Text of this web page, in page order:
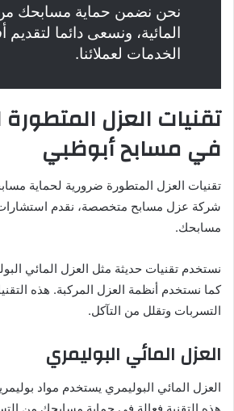
نحن نضمن حماية مسابحك
المائية، ونسعى دائما
الخدمات لعملائنا.
تقنيات العزل
في مسابح أبوظبي
تقنيات العزل المتطورة ضرورية لحماية
شركة عزل مسابح متخصصة، نقدم
مسابحك.
نستخدم تقنيات حديثة مثل العزل المائي
كما نستخدم أنظمة العزل المركبة. هذه
التسربات وتقلل من التآكل.
العزل المائي البوليمري
العزل المائي البوليمري يستخدم مواد